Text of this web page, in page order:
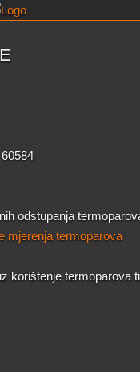
odstupanja
mjerenja termoparova
korištenje termoparova